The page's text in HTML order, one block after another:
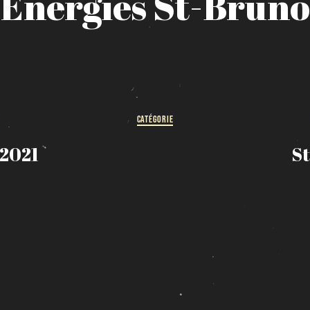
CATÉGORIE
HORAIRE DES FÊTES
OUVERT 30 déc. de 11h à 22h